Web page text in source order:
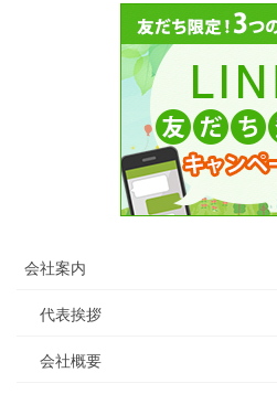
会社案内
代表挨拶
会社概要